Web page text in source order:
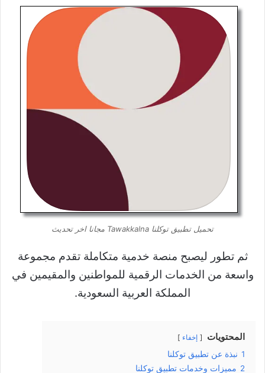
تحميل تطبيق توكلنا Tawakkalna مجانا اخر تحديث
ثم تطور ليصبح منصة خدمية متكاملة تقدم مجموعة
واسعة من الخدمات الرقمية للمواطنين والمقيمين في
المملكة العربية السعودية.
المحتويات إخفاء
1 نبذة عن تطبيق توكلنا
2 مميزات وخدمات تطبيق توكلنا